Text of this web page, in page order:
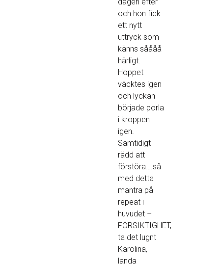
och hon fick
ett nytt
uttryck som
känns såååå
härligt.
Hoppet
väcktes igen
och lyckan
började porla
i kroppen
igen.
Samtidigt
rädd att
förstöra….så
med detta
mantra på
repeat i
huvudet –
FÖRSIKTIGHET,
ta det lugnt
Karolina,
landa